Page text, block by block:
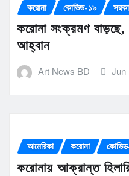
করোনা কোভিড-১৯
করোনা সংক্রমণ বাড়ছে,
আহ্বান
Art News BD Jun
আমেরিকা করোনা
করোনায় আক্রান্ত